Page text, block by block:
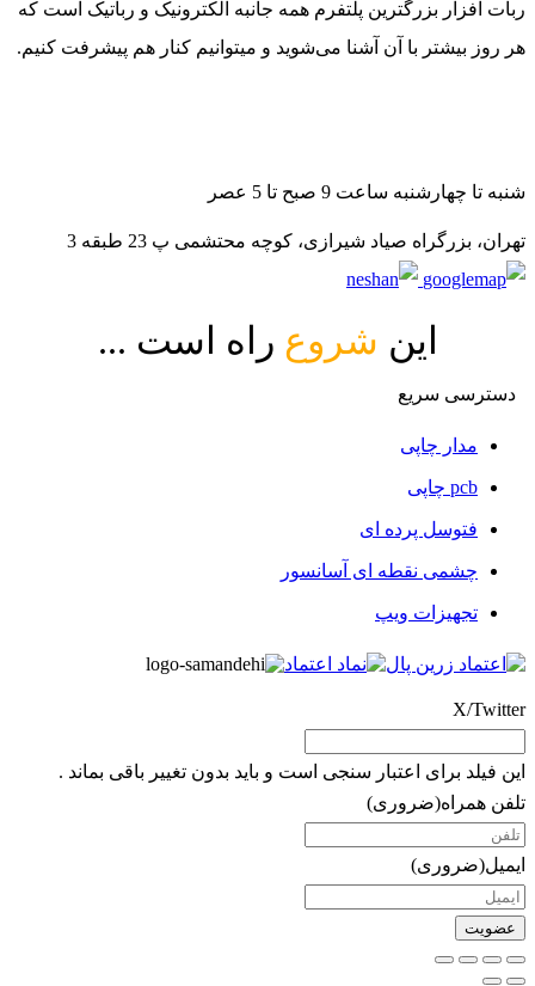
ربات افزار بزرگترین پلتفرم همه جانبه الکترونیک و رباتیک است که
هر روز بیشتر با آن آشنا می‌شوید و میتوانیم کنار هم پیشرفت کنیم.
شنبه تا چهارشنبه ساعت 9 صبح تا 5 عصر
تهران، بزرگراه صیاد شیرازی، کوچه محتشمی پ 23 طبقه 3
این شروع راه است ...
دسترسی سریع
مدار چاپی
pcb چاپی
فتوسل پرده ای
چشمی نقطه ای آسانسور
تجهیزات ویپ
X/Twitter
این فیلد برای اعتبار سنجی است و باید بدون تغییر باقی بماند .
تلفن همراه(ضروری)
ایمیل(ضروری)